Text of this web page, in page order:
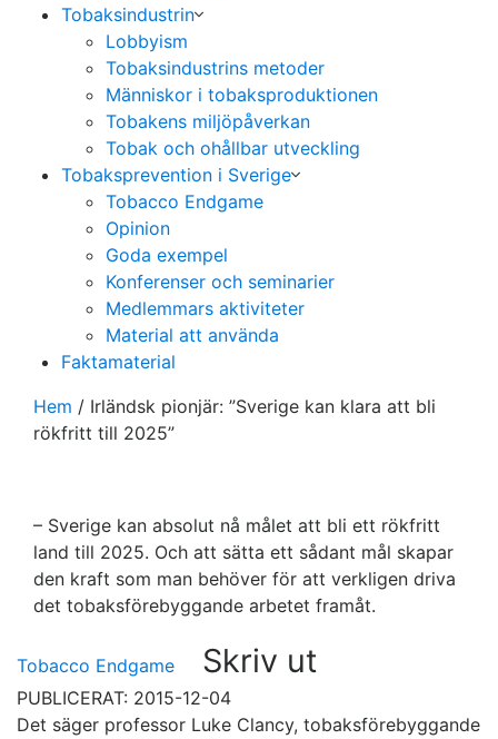
Tobaksindustrin
Lobbyism
Tobaksindustrins metoder
Människor i tobaksproduktionen
Tobakens miljöpåverkan
Tobak och ohållbar utveckling
Tobaksprevention i Sverige
Tobacco Endgame
Opinion
Goda exempel
Konferenser och seminarier
Medlemmars aktiviteter
Material att använda
Faktamaterial
Hem / Irländsk pionjär: ”Sverige kan klara att bli
rökfritt till 2025”
– Sverige kan absolut nå målet att bli ett rökfritt
land till 2025. Och att sätta ett sådant mål skapar
den kraft som man behöver för att verkligen driva
det tobaksförebyggande arbetet framåt.
Tobacco Endgame Skriv ut
PUBLICERAT: 2015-12-04
Det säger professor Luke Clancy, tobaksförebyggande